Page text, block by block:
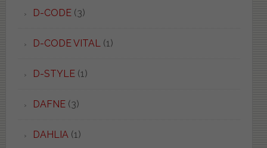
D-CODE(3)
D-CODE VITAL(1)
D-STYLE(1)
DAFNE(3)
DAHLIA(1)